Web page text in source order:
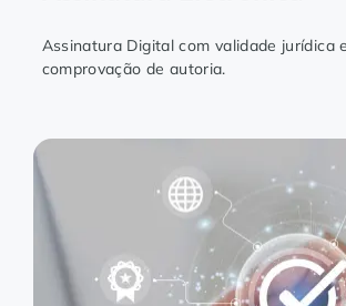
Assinatura Digital com validade jurídica
comprovação de autoria.